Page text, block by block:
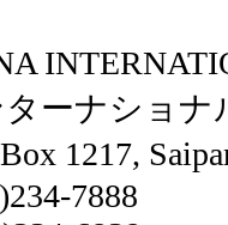
ーナショ
1217,
7888